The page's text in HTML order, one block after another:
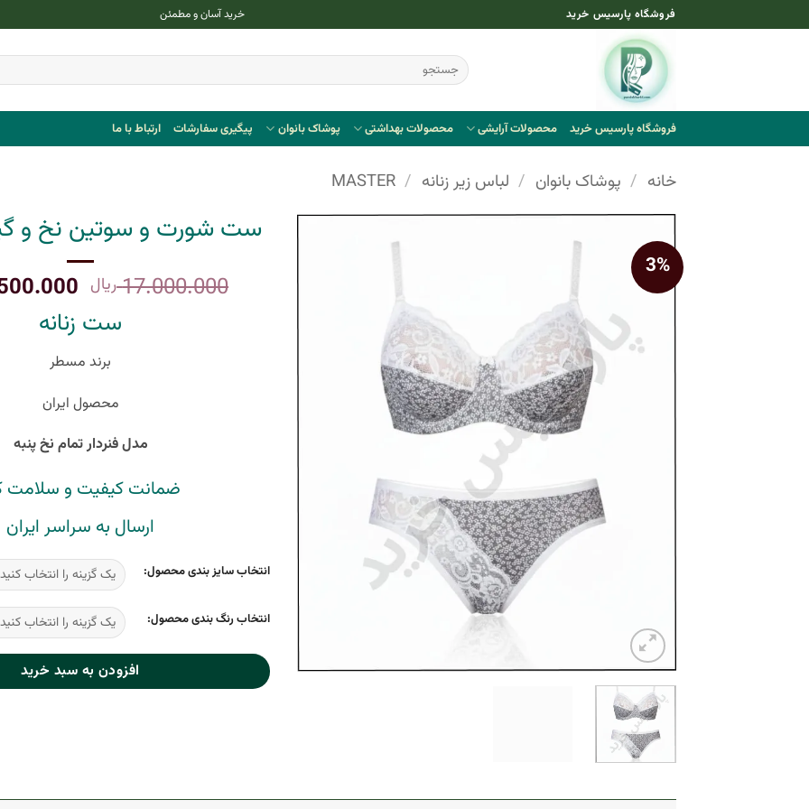
to
فروشگاه پارسیس خرید خرید آسان و مطمئن
جستجو
برای:
فروشگاه پارسیس خرید محصولات آرایشی محصولات بهداشتی پوشاک بانوان پیگیری سفارشات ارتباط با ما
خانه / پوشاک بانوان / لباس زیر زنانه /
MASTER
3%
ست شورت و سوتین نخ و
17.000.000 ریال قیمت
اصلی:
بود.
ست زنانه
برند مسطر
محصول ایران
مدل فنردار تمام نخ پنبه
ضمانت کیفیت و سلامت
ارسال به سراسر ایران
انتخاب سایز بندی محصول:
انتخاب رنگ بندی محصول:
افزودن به سبد خرید